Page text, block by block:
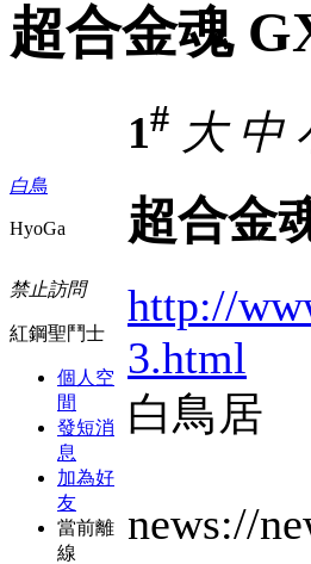
超合金魂
白鳥
HyoGa
禁止訪問
紅鋼聖鬥士
個人空
間
發短消
息
加為好
友
當前離
線
1# 大 中
超合金
http://
3.html
白鳥居
news://